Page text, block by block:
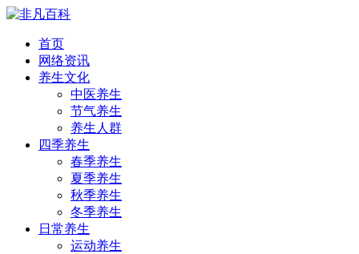
首页
网络资讯
养生文化
中医养生
节气养生
养生人群
四季养生
春季养生
夏季养生
秋季养生
冬季养生
日常养生
运动养生